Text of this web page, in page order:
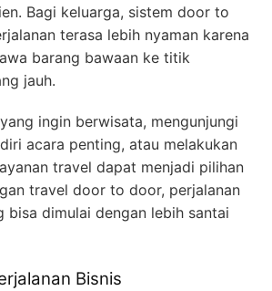
Bagi keluarga, sistem door to
terasa lebih nyaman karena
barang bawaan ke titik
jauh.
ingin berwisata, mengunjungi
acara penting, atau melakukan
travel dapat menjadi pilihan
travel door to door, perjalanan
bisa dimulai dengan lebih santai
Bisnis